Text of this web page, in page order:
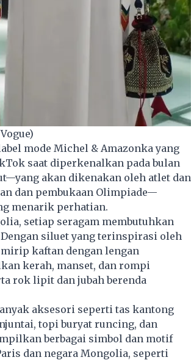
mode Michel & Amazonka yang
saat diperkenalkan pada bulan
akan dikenakan oleh atlet dan
dan pembukaan Olimpiade—
menarik perhatian.
setiap seragam membutuhkan
siluet yang terinspirasi oleh
kaftan dengan lengan
kerah, manset, dan rompi
rok lipit dan jubah berenda
aksesori seperti tas kantong
topi buryat runcing, dan
berbagai simbol dan motif
dan negara Mongolia, seperti